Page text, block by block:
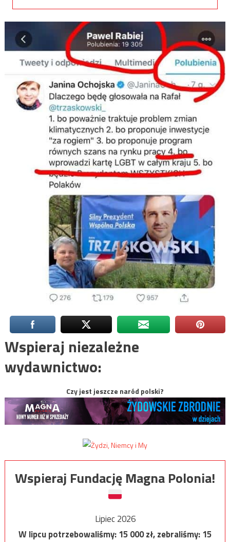
Wspieraj niezależne
wydawnictwo:
Czy jest jeszcze naród polski?
Wspieraj Fundację Magna Polonia!
Lipiec 2026
W lipcu potrzebowaliśmy:15 000zł, zebraliśmy:15